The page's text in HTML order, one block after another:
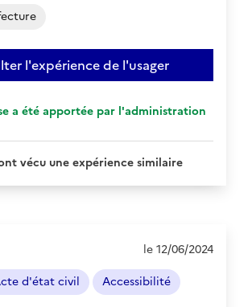
l'expérience de l'usager
a été apportée par l'administration
vécu une expérience similaire
le 12/06/2024
d'état civil Accessibilité